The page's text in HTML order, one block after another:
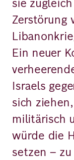
sie
Zerstörung
Ein neuer
Israels
sich
militärisch
würde die
setzen –